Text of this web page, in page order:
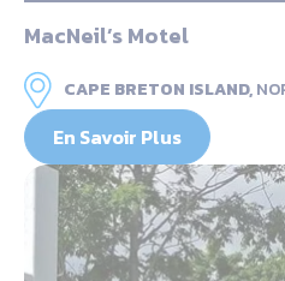
MacNeil’s Motel
CAPE BRETON ISLAND,
En Savoir Plus